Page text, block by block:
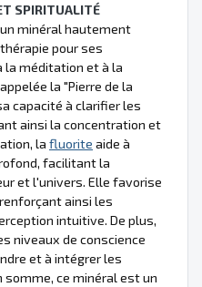
SPIRITUALITÉ
minéral hautement
pour ses
la méditation et à la
la "Pierre de la
capacité à clarifier les
ainsi la concentration et
la fluorite aide à
facilitant la
et l'univers. Elle favorise
ainsi les
intuitive. De plus,
niveaux de conscience
et à intégrer les
ce minéral est un